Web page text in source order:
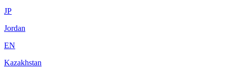
JP
Jordan
EN
Kazakhstan